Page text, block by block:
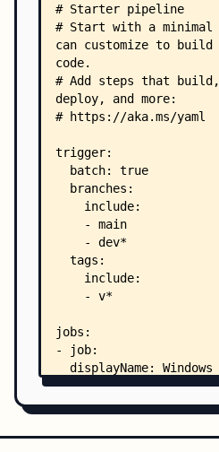
│       ├──
│       ├──
    │       ├── usage
│       ├── vcpkg-
│       └──
    ├── doc/
│   ├── mimalloc-
    ├── docs/
│   ├──
│   ├──
    │   ├── bench.html
    │   ├── build.html
    │   ├── classes.html
    │   ├── clipboard.js
    │   ├── cookie.js
    │   ├── doxygen.css
│   ├──
│   ├──
│   ├──
│   ├──
│   ├──
│   ├──